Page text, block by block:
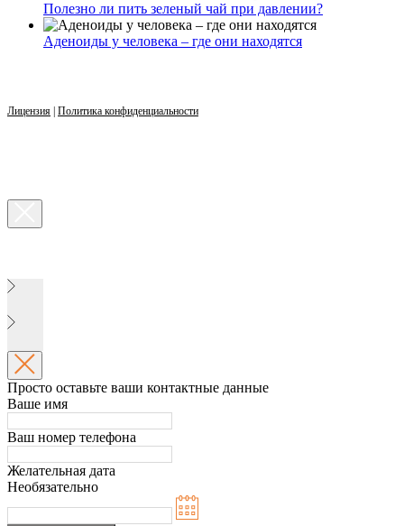
Полезно ли пить зеленый чай при давлении?
Аденоиды у человека – где они находятся
Лицензия Политика конфиденциальности
Просто оставьте ваши контактные данные
Ваше имя
Ваш номер телефона
Желательная дата
Необязательно